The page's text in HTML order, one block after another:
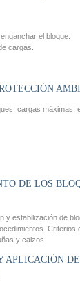
el bloque.
cargas.
cargas
DE LOS
y estabilización de
Criterios
y calzos.
DE